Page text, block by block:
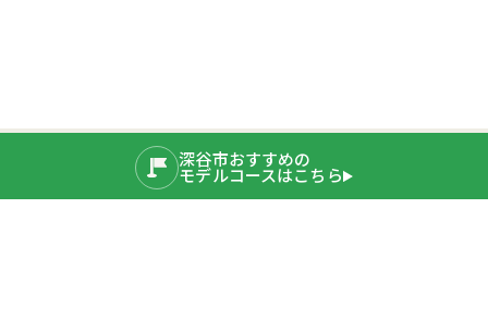
深谷市おすすめの
モデルコースはこちら